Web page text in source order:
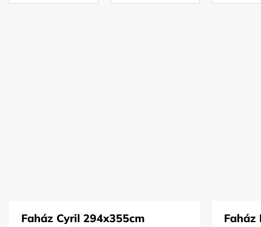
Faház Cyril 294x355cm Faház